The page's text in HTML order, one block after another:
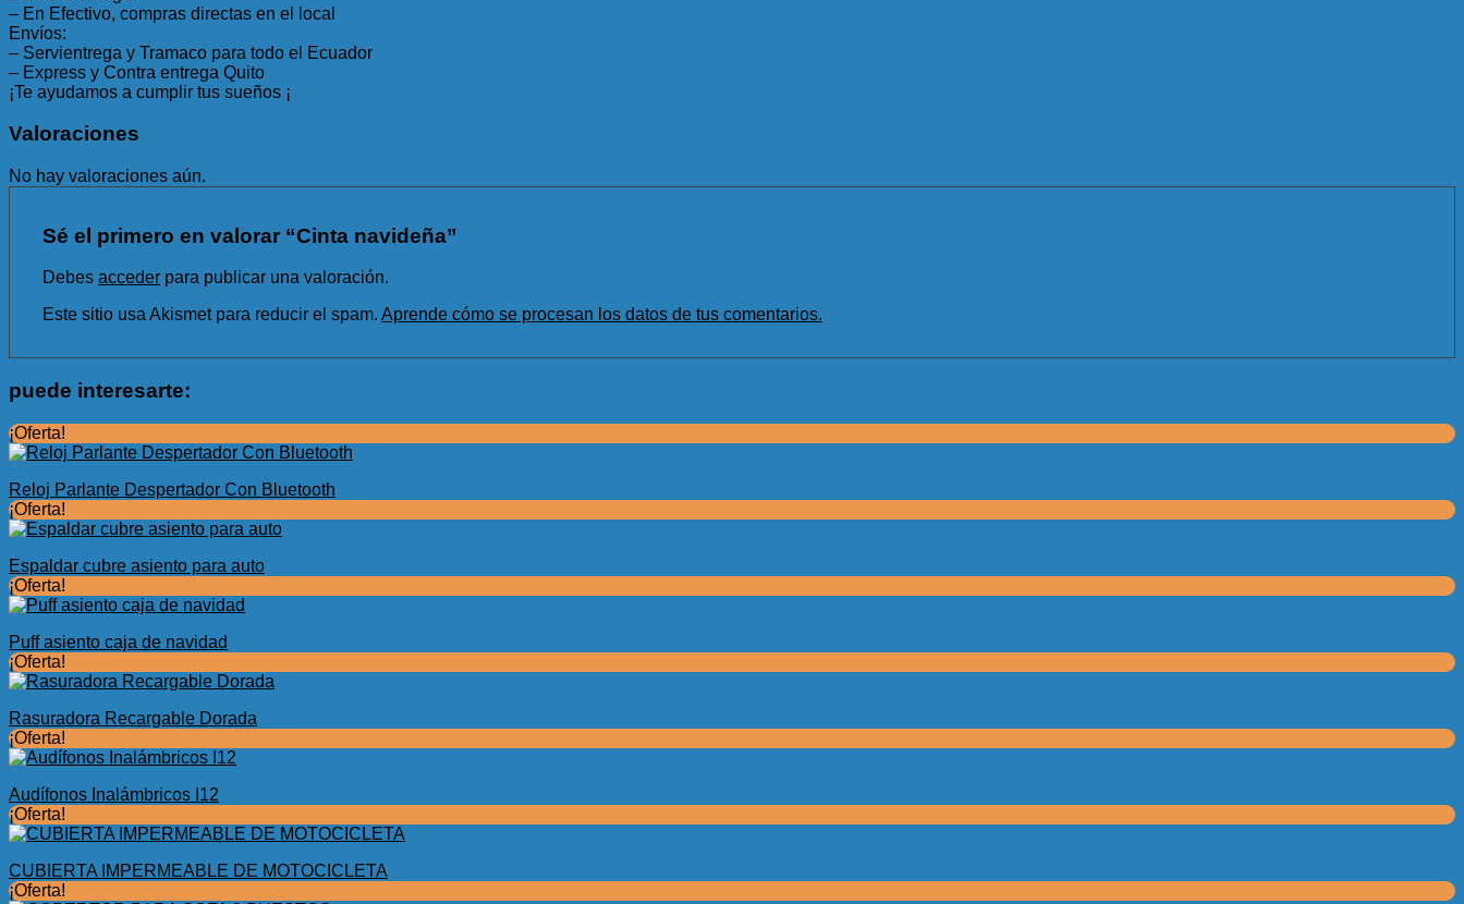
– En Efectivo, compras directas en el local
Envíos:
– Servientrega y Tramaco para todo el Ecuador
– Express y Contra entrega Quito
¡Te ayudamos a cumplir tus sueños ¡
Valoraciones
No hay valoraciones aún.
Sé el primero en valorar “Cinta navideña”
Debes acceder para publicar una valoración.
Este sitio usa Akismet para reducir el spam. Aprende cómo se procesan los datos de tus comentarios.
puede interesarte:
¡Oferta!
Reloj Parlante Despertador Con Bluetooth
¡Oferta!
Espaldar cubre asiento para auto
¡Oferta!
Puff asiento caja de navidad
¡Oferta!
Rasuradora Recargable Dorada
¡Oferta!
Audífonos Inalámbricos I12
¡Oferta!
CUBIERTA IMPERMEABLE DE MOTOCICLETA
¡Oferta!